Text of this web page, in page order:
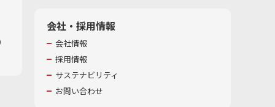
会社・採用情報
会社情報
採用情報
サステナビリティ
お問い合わせ